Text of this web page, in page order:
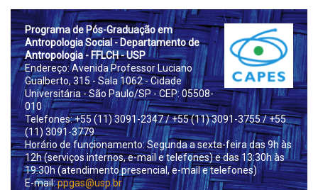
Programa de Pós-Graduação em
Antropologia Social - Departamento de
Antropologia - FFLCH - USP
Endereço: Avenida Professor Luciano
Gualberto, 315 - Sala 1062 - Cidade
Universitária - São Paulo/SP - CEP: 05508-
010
Telefones: +55 (11) 3091-2347/ +55 (11) 3091-3755/ +55
(11) 3091-3779
Horário de funcionamento: Segunda a sexta-feira das 9h às
12h (serviços internos, e-mail e telefones) e das 13:30h às
19:30h (atendimento presencial, e-mail e telefones)
E-mail:ppgas@usp.br